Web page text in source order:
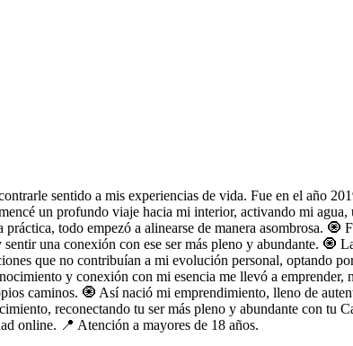
sentido a mis experiencias de vida. Fue en el año
un profundo viaje hacia mi interior, activando mi
todo empezó a alinearse de manera asombrosa.
una conexión con ese ser más pleno y abundante. 🧿
que no contribuían a mi evolución personal, optando
y conexión con mi esencia me llevó a
caminos. 🧿 Así nació mi emprendimiento, lleno de
reconectando tu ser más pleno y abundante con
online. 📍 Atención a mayores de 18 años.